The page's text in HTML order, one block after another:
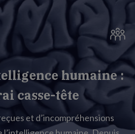
humaine :
casse-tête
et d’incompréhensions